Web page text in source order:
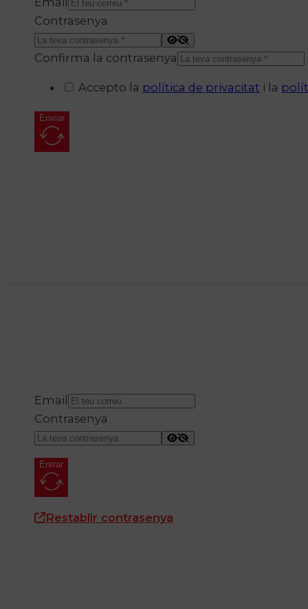
Contrasenya
Confirma la contrasenya
Accepto la política de privacitat i la
Enviar
Email
Contrasenya
Entrar
Restablir contrasenya